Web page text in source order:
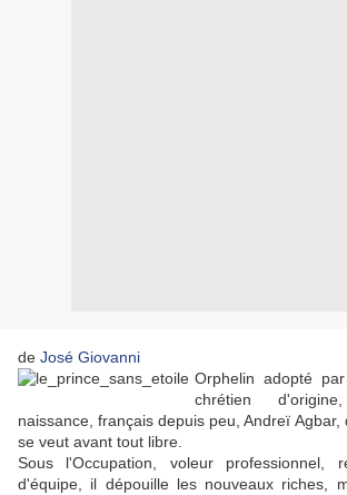
de José Giovanni
Orphelin adopté
chrétien
naissance, français depuis peu, Andreï Agbar,
se veut avant tout libre.
Sous l'Occupation, voleur
d'équipe, il dépouille les nouveaux riches,